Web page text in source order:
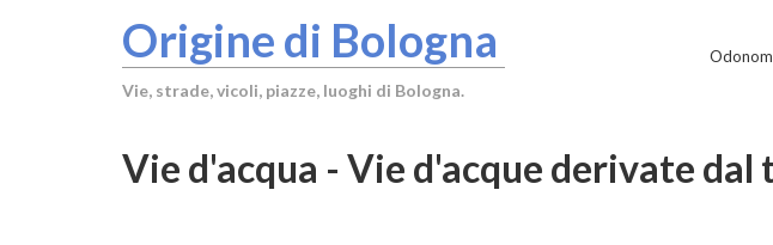
Origine di Bologna
Vie, strade, vicoli, piazze, luoghi di Bologna.
Vie d'acqua - Vie d'acque derivate dal